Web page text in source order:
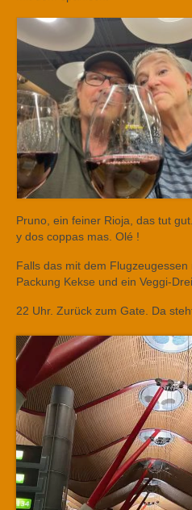
Pruno, ein feiner Rioja, das tut
y dos coppas mas. Olé !
Falls das mit dem
Packung Kekse und ein Veggi-
22 Uhr. Zurück zum Gate. Da